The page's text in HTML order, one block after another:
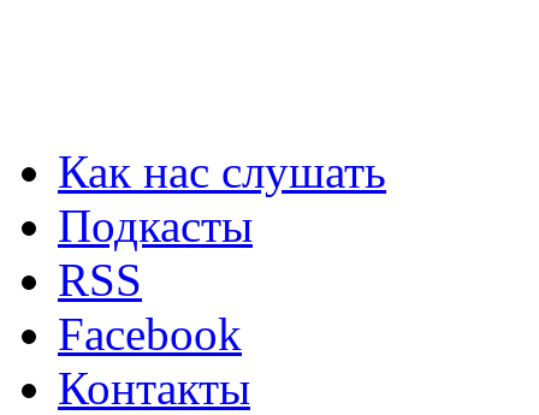
Как нас слушать
Подкасты
RSS
Facebook
Контакты